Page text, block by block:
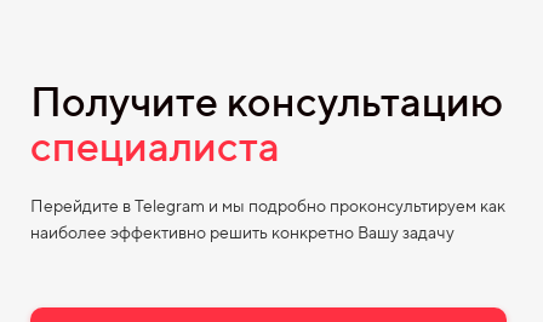
Получите консультацию
специалиста
Перейдите в Telegram и мы подробно проконсультируем как
наиболее эффективно решить конкретно Вашу задачу